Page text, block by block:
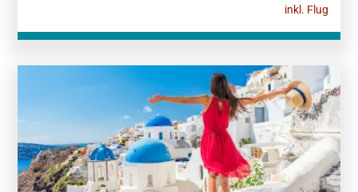
inkl. Flug